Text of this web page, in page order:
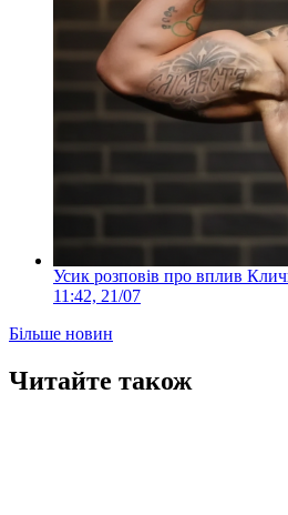
Усик розповів про вплив
11:42, 21/07
Більше новин
Читайте також